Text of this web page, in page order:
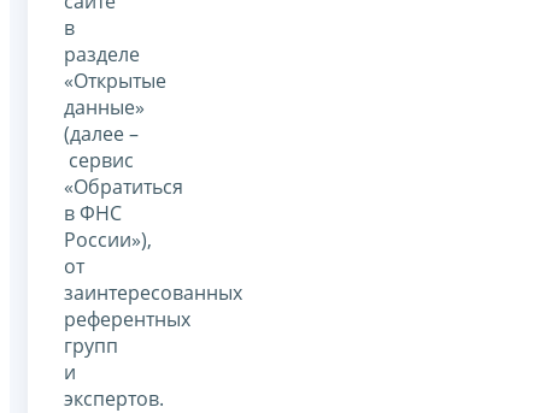
в
разделе
«Открытые
данные»
(далее –
сервис
«Обратиться
в ФНС
России»),
от
заинтересованных
референтных
групп
и
экспертов.